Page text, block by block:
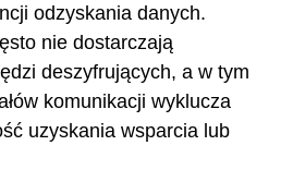
odzyskania danych.
nie dostarczają
deszyfrujących, a w tym
komunikacji wyklucza
uzyskania wsparcia lub